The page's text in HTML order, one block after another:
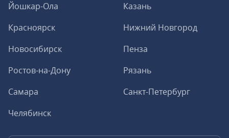
Йошкар-Ола
Казань
Красноярск
Нижний Новгород
Новосибирск
Пенза
Ростов-на-Дону
Рязань
Самара
Санкт-Петербург
Челябинск